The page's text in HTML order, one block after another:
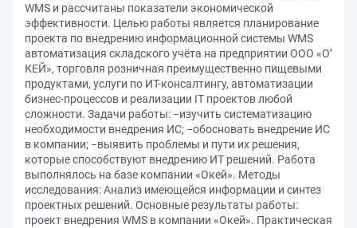
WMS и рассчитаны показатели экономической
эффективности. Целью работы является планирование
проекта по внедрению информационной системы WMS
автоматизация складского учёта на предприятии ООО «О’
КЕЙ», торговля розничная преимущественно пищевыми
продуктами, услуги по ИТ-консалтингу, автоматизации
бизнес-процессов и реализации IT проектов любой
сложности. Задачи работы: −изучить систематизацию
необходимости внедрения ИС; −обосновать внедрение ИС
в компании; −выявить проблемы и пути их решения,
которые способствуют внедрению ИТ решений. Работа
выполнялось на базе компании «Окей». Методы
исследования: Анализ имеющейся информации и синтез
проектных решений. Основные результаты работы:
проект внедрения WMS в компании «Окей». Практическая